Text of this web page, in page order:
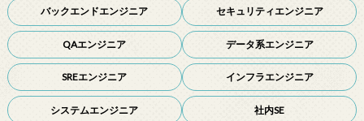
バックエンドエンジニア セキュリティエンジニア
QAエンジニア データ系エンジニア
SREエンジニア インフラエンジニア
システムエンジニア 社内SE